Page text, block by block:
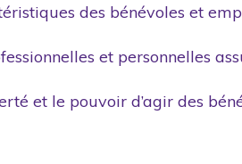
des bénévoles et
et personnelles
et le pouvoir d’agir des